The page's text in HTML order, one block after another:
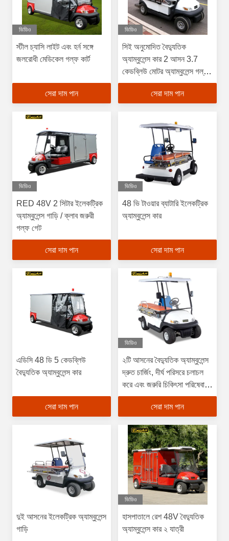
ভিডিও
স্টীল চ্যাসি লাইট এবং হর্ন সঙ্গে
জলরোধী মেডিকেল গল্ফ কার্ট
সেরা দাম পান
ভিডিও
সিই অনুমোদিত বৈদ্যুতিক
অ্যাম্বুলেন্স কার 2 আসন 3.7
কেডব্লিউ মোটর অ্যাম্বুলেন্স গল্ফ
কার্ট
সেরা দাম পান
ভিডিও
RED 48V 2 সিটার ইলেকট্রিক
অ্যাম্বুলেন্স গাড়ি / ক্লাব জরুরী
গল্ফ গেট
সেরা দাম পান
ভিডিও
48 ভি টাওয়ার ব্যাটারি ইলেকট্রিক
অ্যাম্বুলেন্স কার
সেরা দাম পান
এডিসি 48 ডি 5 কেডব্লিউ
বৈদ্যুতিক অ্যাম্বুলেন্স কার
সেরা দাম পান
ভিডিও
২টি আসনের বৈদ্যুতিক অ্যাম্বুলেন্স
দ্রুত চার্জিং, দীর্ঘ পরিসরে চলাচল
করে এবং জরুরি চিকিৎসা পরিষেবা
প্রদান করে।
সেরা দাম পান
দুই আসনের ইলেকট্রিক অ্যাম্বুলেন্স
গাড়ি
ভিডিও
হাসপাতালে রেশ 48V বৈদ্যুতিক
অ্যাম্বুলেন্স কার ২ যাত্রী